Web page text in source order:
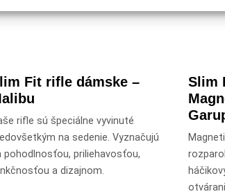
Fit rifle dámske –
rifle sú špeciálne vyvinuté
na sedenie. Vyznačujú
pohodlnosťou, priliehavosťou,
a dizajnom.
Slim